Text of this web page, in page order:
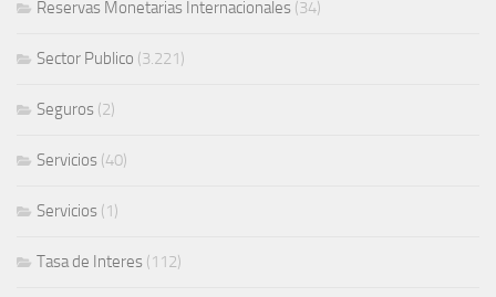
Reservas Monetarias Internacionales (34)
Sector Publico (3.221)
Seguros (2)
Servicios (40)
Servicios (1)
Tasa de Interes (112)